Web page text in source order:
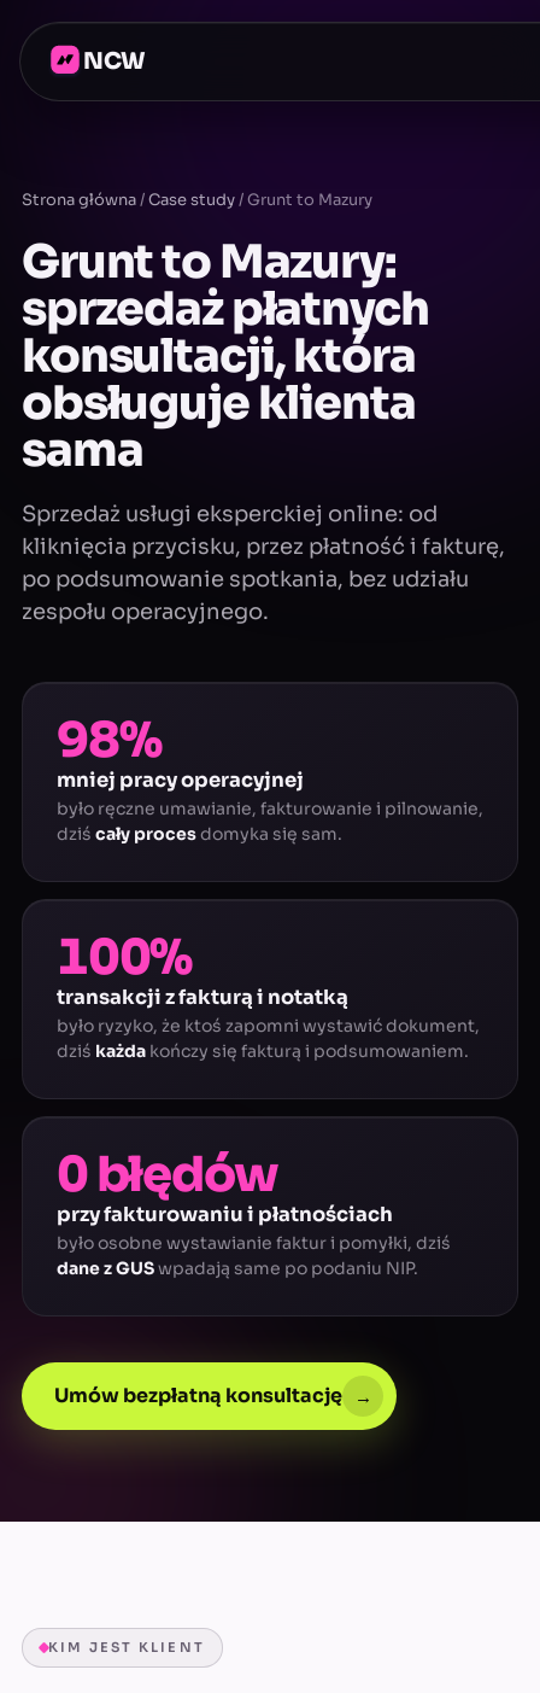
NCW
Strona główna/Case study/Grunt to Mazury
Grunt to Mazury:
sprzedaż płatnych
konsultacji, która
obsługuje klienta
sama
Sprzedaż usługi eksperckiej online: od
kliknięcia przycisku, przez płatność i fakturę,
po podsumowanie spotkania, bez udziału
zespołu operacyjnego.
98%
mniej pracy operacyjnej
było ręczne umawianie, fakturowanie i pilnowanie,
dziś cały procesdomyka się sam.
100%
transakcji z fakturą i notatką
było ryzyko, że ktoś zapomni wystawić dokument,
dziś każda kończy się fakturą i podsumowaniem.
0 błędów
przy fakturowaniu i płatnościach
było osobne wystawianie faktur i pomyłki, dziś
dane z GUSwpadają same po podaniu NIP.
Umów bezpłatną konsultację →
KIM JEST KLIENT